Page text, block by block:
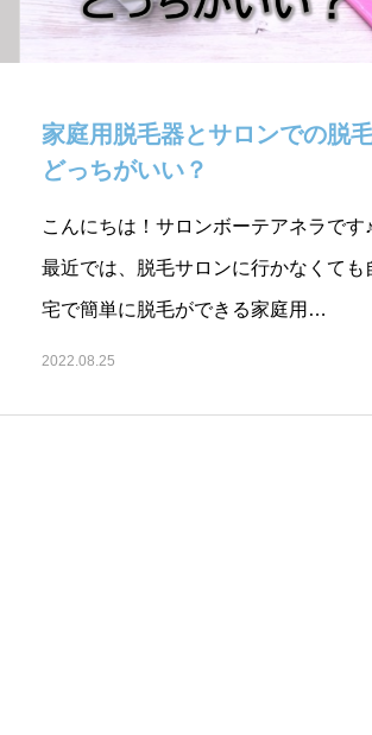
家庭用脱毛器とサロンでの脱
どっちがいい？￼
こんにちは！サロンボーテアネラです♪
最近では、脱毛サロンに行かなくても
宅で簡単に脱毛ができる家庭用…
2022.08.25